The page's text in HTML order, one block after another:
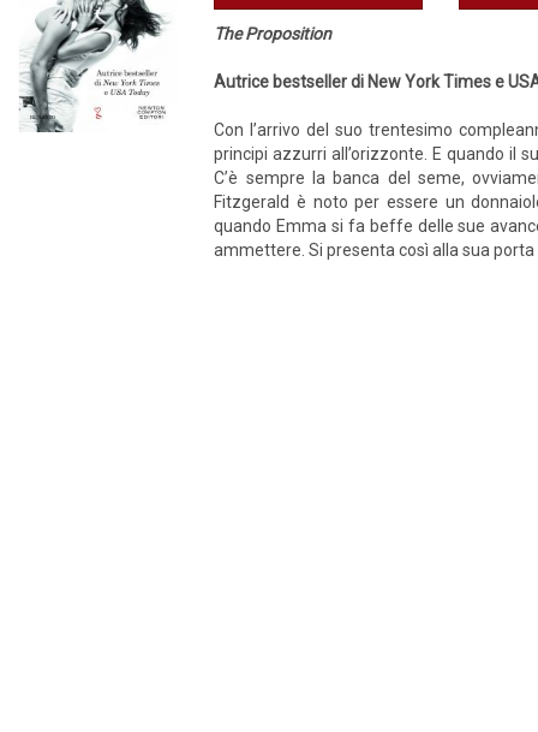
The Proposition
Autrice bestseller di New York Times e
Con l’arrivo del suo trentesimo
principi azzurri all’orizzonte. E quando il
C’è sempre la banca del seme,
Fitzgerald è noto per essere un
quando Emma si fa beffe delle sue
ammettere. Si presenta così alla sua porta